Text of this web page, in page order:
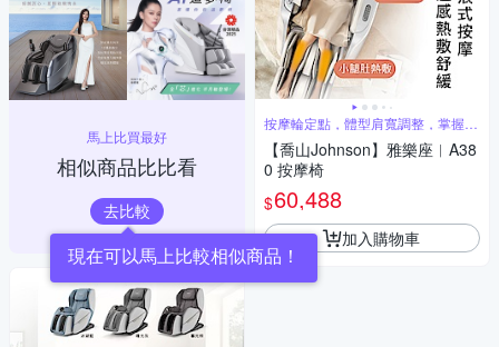
馬上比買最好
相似商品比比看
去比較
現在可以馬上比較相似商品！
按摩輪定點，體型肩寬調整，掌握按
摩節奏
【喬山Johnson】雅樂座︱A38
0 按摩椅
$60,488
加入購物車